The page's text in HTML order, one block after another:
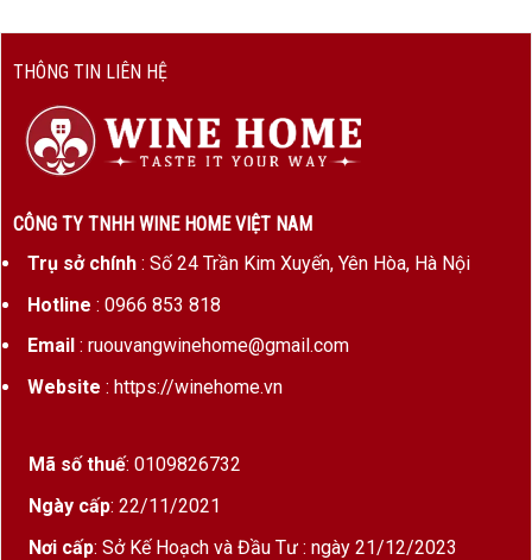
HONGKONG cao cấp với phương trâm mang đến
khách hàng những trải nghiệm thực tế và hài lòng
Chúng tôi cam kết:
ràng
Mẫu mã đẹp mới bắt mắt
Bánh nướng đúng và đủ về lượng
Đáp ứng đủ tiêu chuẩn vệ sinh ATTP
Tư vấn và giải đáp 24/7
tiếng được chọn lọc kĩ lưỡng trước khi trao đến
tay quý khách hàng.
THÔNG TIN LIÊN HỆ
CÔNG TY TNHH WINE HOME VIỆT NAM
Trụ sở chính: Số 24 Trần Kim Xuyến, Yên Hòa, Hà Nội
Hotline : 0966 853 818
Email : ruouvangwinehome@gmail.com
Website : https://winehome.vn
Mã số thuế: 0109826732
Ngày cấp: 22/11/2021
Nơi cấp: Sở Kế Hoạch và Đầu Tư : ngày 21/12/2023